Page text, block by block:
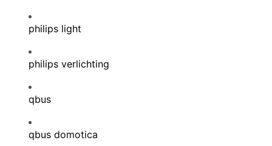
philips light
philips verlichting
qbus
qbus domotica